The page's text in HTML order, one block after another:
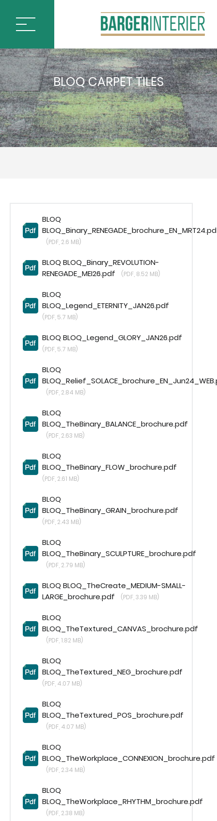
ÚVOD
PODLAHOVÉ KRYTINY
BLOQ CARPET TILES
LEGEND
WORKPLACE
TEXTURED
CREATE
IVC by Mohawk
MODULYSS CARPET TILES
LVT IVC Loose Lay
LVT MILLIKEN Loose Lay
LVT MODULYSS Loose Lay
FOTOGALÉRIA
KONTAKTY
BLOQ CARPET TILES
BLOQ
(PDF, 2.6 MB)
BLOQ BLOQ_Binary_REVOLUTION-
RENEGADE_MEI26.pdf
(PDF, 8.52 MB)
BLOQ
BLOQ_Legend_ETERNITY_JAN26.pdf
(PDF, 5.7 MB)
BLOQ BLOQ_Legend_GLORY_JAN26.pdf
(PDF, 5.7 MB)
BLOQ
(PDF, 2.84 MB)
BLOQ
BLOQ_TheBinary_BALANCE_brochure.pdf
(PDF, 2.63 MB)
BLOQ
BLOQ_TheBinary_FLOW_brochure.pdf
(PDF, 2.61 MB)
BLOQ
BLOQ_TheBinary_GRAIN_brochure.pdf
(PDF, 2.43 MB)
BLOQ
BLOQ_TheBinary_SCULPTURE_brochure.pdf
(PDF, 2.79 MB)
BLOQ BLOQ_TheCreate_MEDIUM-SMALL-
LARGE_brochure.pdf
(PDF, 3.39 MB)
BLOQ
BLOQ_TheTextured_CANVAS_brochure.pdf
(PDF, 1.82 MB)
BLOQ
BLOQ_TheTextured_NEG_brochure.pdf
(PDF, 4.07 MB)
BLOQ
BLOQ_TheTextured_POS_brochure.pdf
(PDF, 4.07 MB)
BLOQ
BLOQ_TheWorkplace_CONNEXION_brochure.pdf
(PDF, 2.34 MB)
BLOQ
BLOQ_TheWorkplace_RHYTHM_brochure.pdf
(PDF, 2.38 MB)